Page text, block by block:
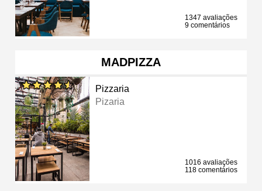
1347 avaliações
9 comentários
MADPIZZA
Pizzaria
Pizaria
1016 avaliações
118 comentários